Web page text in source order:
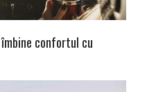
îmbine confortul cu